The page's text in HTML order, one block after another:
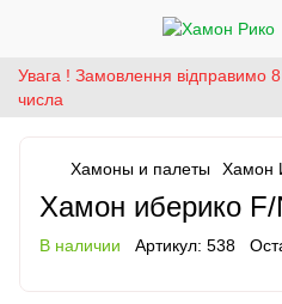
Увага ! Замовлення відправимо
числа
Хамоны и палеты Хамон
Хамон иберико
В наличии Артикул: 538